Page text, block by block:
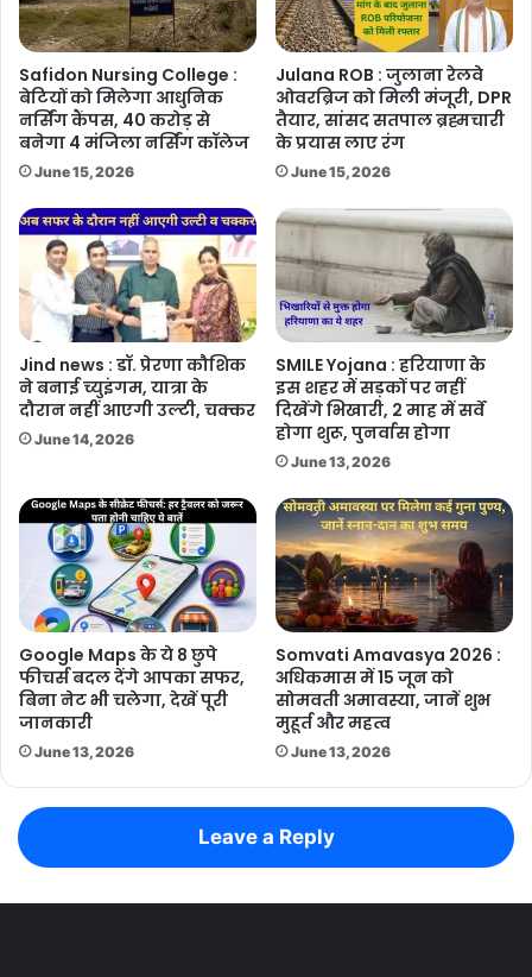
Safidon Nursing College :
बेटियों को मिलेगा आधुनिक
नर्सिंग कैंपस, 40 करोड़ से
बनेगा 4 मंजिला नर्सिंग कॉलेज
June 15, 2026
Julana ROB : जुलाना रेलवे
ओवरब्रिज को मिली मंजूरी, DPR
तैयार, सांसद सतपाल ब्रह्मचारी
के प्रयास लाए रंग
June 15, 2026
Jind news : डॉ. प्रेरणा कौशिक
ने बनाई च्युइंगम, यात्रा के
दौरान नहीं आएगी उल्टी, चक्कर
June 14, 2026
SMILE Yojana : हरियाणा के
इस शहर में सड़कों पर नहीं
दिखेंगे भिखारी, 2 माह में सर्वे
होगा शुरू, पुनर्वास होगा
June 13, 2026
Google Maps के ये 8 छुपे
फीचर्स बदल देंगे आपका सफर,
बिना नेट भी चलेगा, देखें पूरी
जानकारी
June 13, 2026
Somvati Amavasya 2026 :
अधिकमास में 15 जून को
सोमवती अमावस्या, जानें शुभ
मुहूर्त और महत्व
June 13, 2026
Leave a Reply